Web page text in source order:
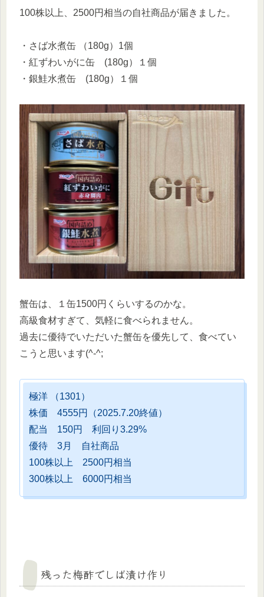
100株以上、2500円相当の自社商品が届きました。
・さば水煮缶 （180g）1個
・紅ずわいがに缶 (180g）１個
・銀鮭水煮缶 (180g）１個
蟹缶は、１缶1500円くらいするのかな。
高級食材すぎて、気軽に食べられません。
過去に優待でいただいた蟹缶を優先して、食べてい
こうと思います(^-^;
極洋 （1301）
株価 4555円（2025.7.20終値）
配当 150円 利回り3.29%
優待 3月 自社商品
100株以上 2500円相当
300株以上 6000円相当
残った梅酢でしば漬け作り